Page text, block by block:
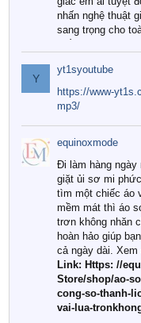
nhấn nghệ thuật
sang trọng cho
Tuy nhiên, giữa
với vô vàn
như hiện nay, làm
được những bộ
cấp thực sự chất
khí hậu và nhu
đình? Hãy cùng
giải đáp chi tiết
1. Tại sao các
chuộng chăn ga
Khác với các
thường, những
cao cấp trải qua
nghiêm ngặt từ
liệu tự nhiên đến
nhuộm hiện đại
Y
yt1syoutube
https://www-
mp3/
equinoxmode
Đi làm hàng ngày
giặt ủi sơ mi
tìm một chiếc áo
mềm mát thì áo
trơn không nhăn
hoàn hảo giúp
cả ngày dài.
Link: Https: //
Store/shop/ao-
cong-so-thanh-
vai-lua-